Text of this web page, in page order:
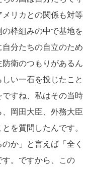
リカとの関係も対等
枠組みの中で基地を
分たちの自立のため
衛のつもりがあるん
い一石を投じたこと
すね、私はその当時
岡田大臣、外務大臣
を質問したんです。
か」と言えば「全く
。ですから、この